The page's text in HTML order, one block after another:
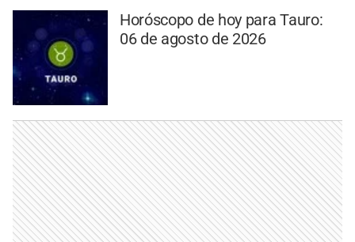
Horóscopo de hoy para Tauro:
06 de agosto de 2026